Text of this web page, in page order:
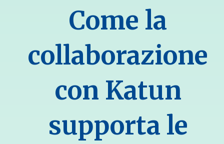
Come la
collaborazione
con Katun
supporta le